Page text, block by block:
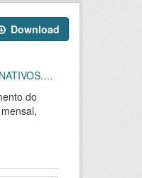
Download
do